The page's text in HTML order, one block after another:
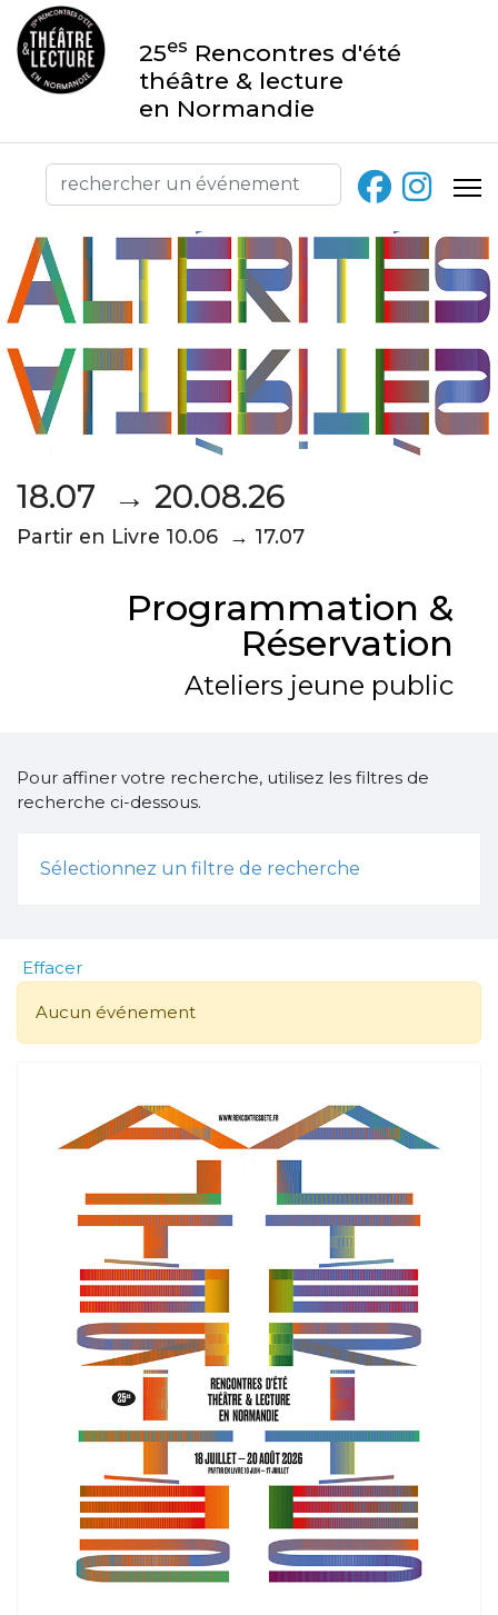
25es Rencontres d'été
théâtre & lecture
en Normandie
18.07 → 20.08.26
Partir en Livre 10.06 → 17.07
Programmation &
Réservation
Ateliers jeune public
Pour affiner votre recherche, utilisez les filtres de
recherche ci-dessous.
Sélectionnez un filtre de recherche
Effacer
Aucun événement